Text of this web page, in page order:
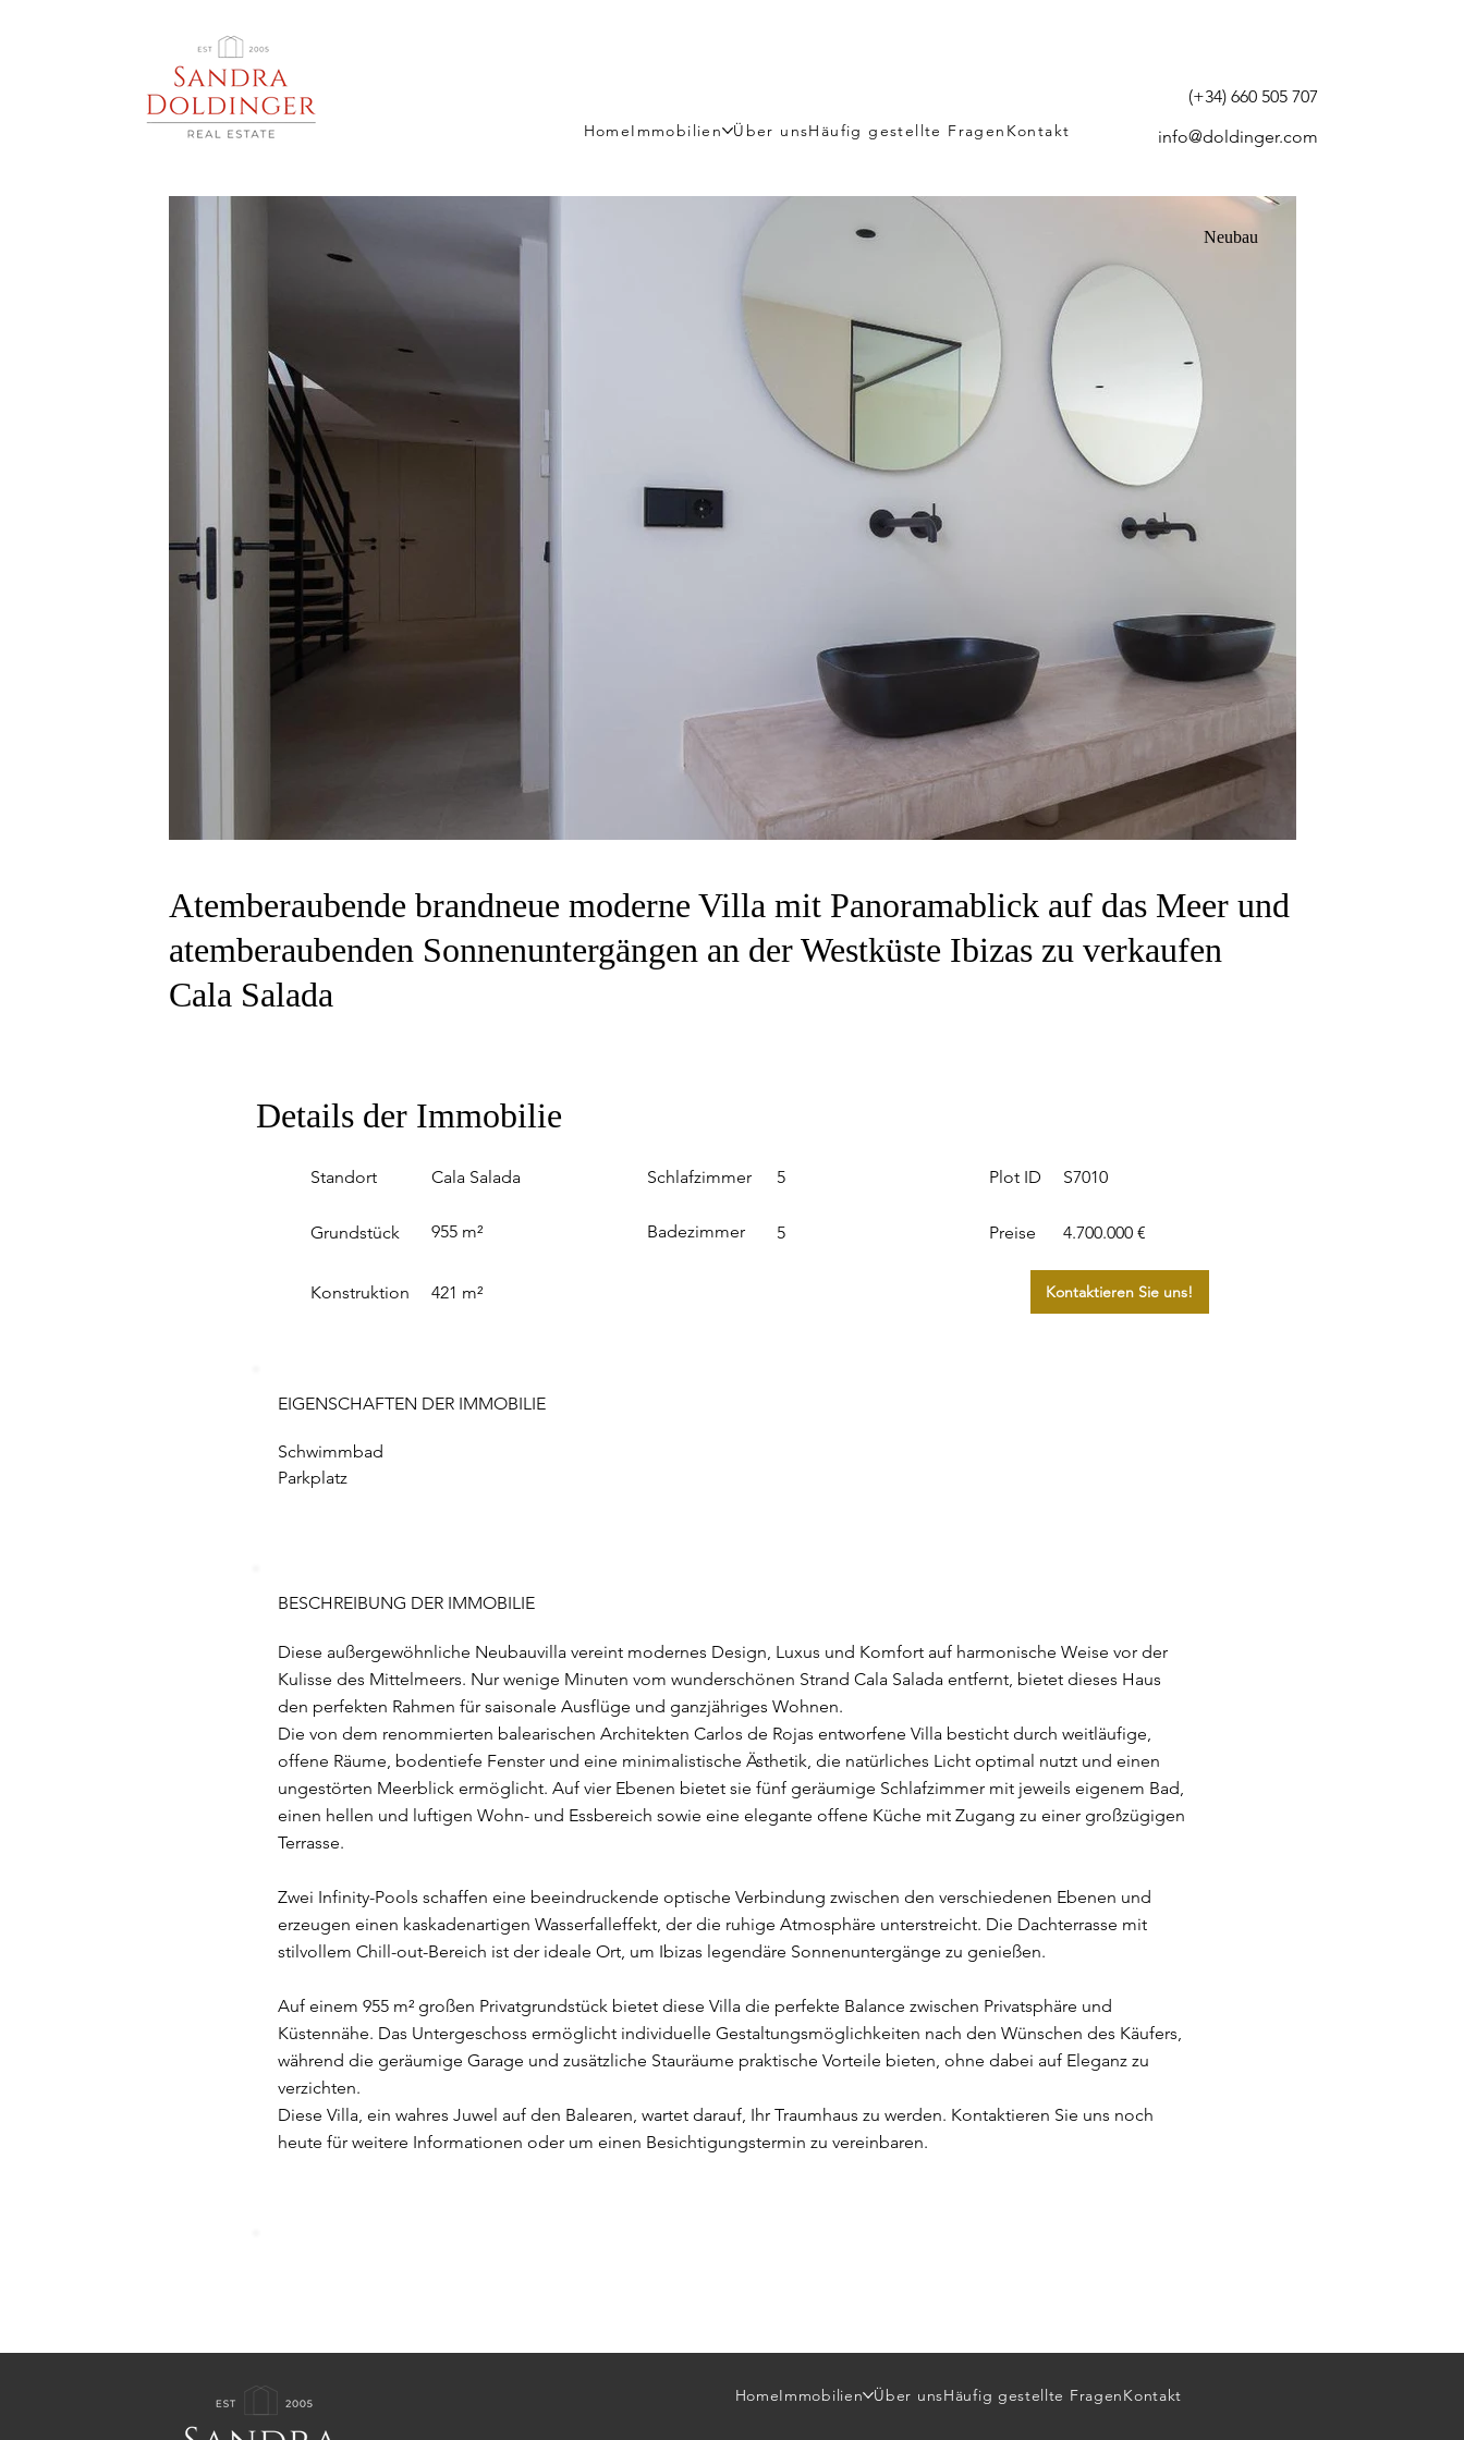
HomeImmobilien Über unsHäufig gestellte Fragen Kontakt info@doldinger.com
(+34) 660 505 707
Neubau
Atemberaubende brandneue moderne Villa mit Panoramablick auf das Meer und
atemberaubenden Sonnenuntergängen an der Westküste Ibizas zu verkaufen
Cala Salada
Details der Immobilie
Standort
Grundstück
Konstruktion
Cala Salada
955 m²
421 m²
Schlafzimmer
Badezimmer
5
5
Plot ID
Preise
S7010
4.700.000 €
Kontaktieren Sie uns!
EIGENSCHAFTEN DER IMMOBILIE
Schwimmbad
Parkplatz
BESCHREIBUNG DER IMMOBILIE
Diese außergewöhnliche Neubauvilla vereint modernes Design, Luxus und Komfort auf harmonische Weise vor der
Kulisse des Mittelmeers. Nur wenige Minuten vom wunderschönen Strand Cala Salada entfernt, bietet dieses Haus
den perfekten Rahmen für saisonale Ausflüge und ganzjähriges Wohnen.
Die von dem renommierten balearischen Architekten Carlos de Rojas entworfene Villa besticht durch weitläufige,
offene Räume, bodentiefe Fenster und eine minimalistische Ästhetik, die natürliches Licht optimal nutzt und einen
ungestörten Meerblick ermöglicht. Auf vier Ebenen bietet sie fünf geräumige Schlafzimmer mit jeweils eigenem Bad,
einen hellen und luftigen Wohn- und Essbereich sowie eine elegante offene Küche mit Zugang zu einer großzügigen
Terrasse.
Zwei Infinity-Pools schaffen eine beeindruckende optische Verbindung zwischen den verschiedenen Ebenen und
erzeugen einen kaskadenartigen Wasserfalleffekt, der die ruhige Atmosphäre unterstreicht. Die Dachterrasse mit
stilvollem Chill-out-Bereich ist der ideale Ort, um Ibizas legendäre Sonnenuntergänge zu genießen.
Auf einem 955 m² großen Privatgrundstück bietet diese Villa die perfekte Balance zwischen Privatsphäre und
Küstennähe. Das Untergeschoss ermöglicht individuelle Gestaltungsmöglichkeiten nach den Wünschen des Käufers,
während die geräumige Garage und zusätzliche Stauräume praktische Vorteile bieten, ohne dabei auf Eleganz zu
verzichten.
Diese Villa, ein wahres Juwel auf den Balearen, wartet darauf, Ihr Traumhaus zu werden. Kontaktieren Sie uns noch
heute für weitere Informationen oder um einen Besichtigungstermin zu vereinbaren.
HomeImmobilien Über unsHäufig gestellte FragenKontakt